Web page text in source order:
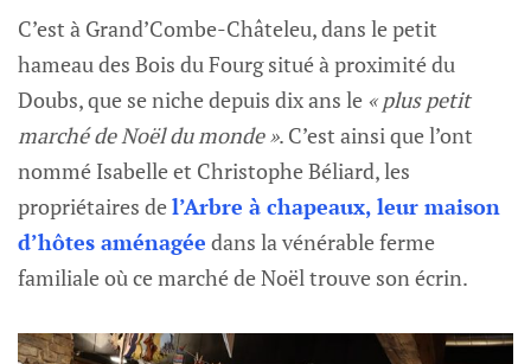
C’est à Grand’Combe-Châteleu, dans le petit
hameau des Bois du Fourg situé à proximité du
Doubs, que se niche depuis dix ans le « plus petit
marché de Noël du monde ». C’est ainsi que l’ont
nommé Isabelle et Christophe Béliard, les
propriétaires del’Arbre à chapeaux, leur maison
d’hôtes aménagée dans la vénérable ferme
familiale où ce marché de Noël trouve son écrin.